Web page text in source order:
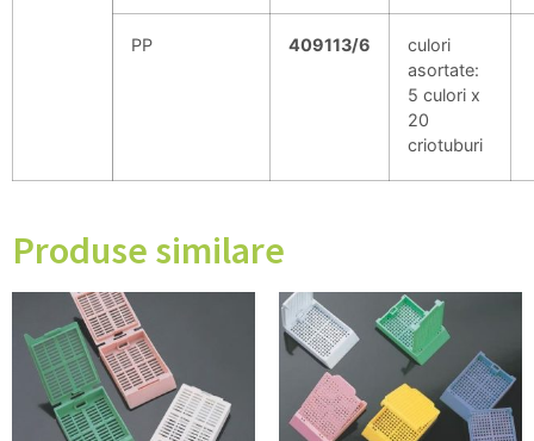
PP 409113/6
culori
asortate:
5 culori x
20
criotuburi
Produse similare